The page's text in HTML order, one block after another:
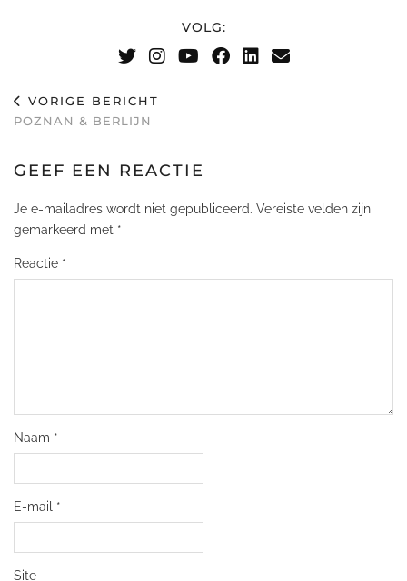
VOLG:
VORIGE BERICHT
POZNAN & BERLIJN
GEEF EEN REACTIE
Je e-mailadres wordt niet gepubliceerd. Vereiste velden zijn
gemarkeerd met *
Reactie *
Naam *
E-mail *
Site